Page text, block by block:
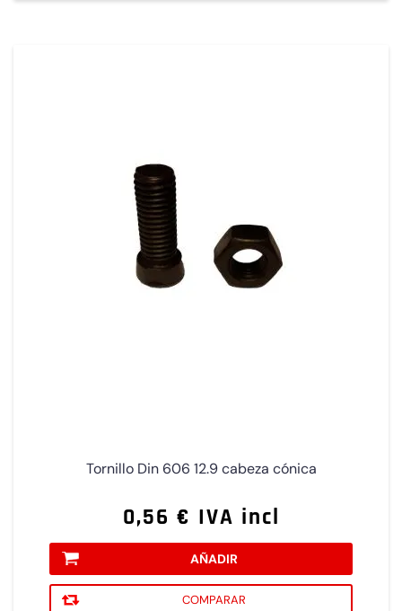
Tornillo Din 606 12.9 cabeza cónica
0,56 € IVA incl
AÑADIR
COMPARAR